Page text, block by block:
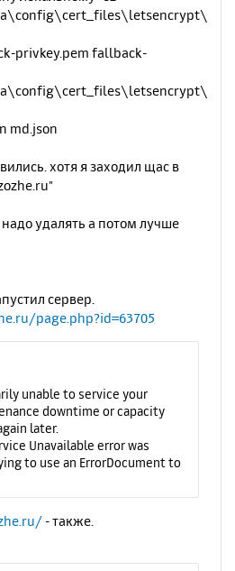
/page_errors.php?error=4
/page_errors.php?error=4
500 /page_errors.php?error=5
/page_errors.php?error=5
/page_errors.php?error=5
/page_errors.php?error=5
1
E_ALL
privkey.pem fallback-
md.json
хотя я заходил щас в
удалять а потом лучше
сервер.
page.php?id=63705
unable to service your
downtime or capacity
later.
Unavailable error was
to use an ErrorDocument to
- также.